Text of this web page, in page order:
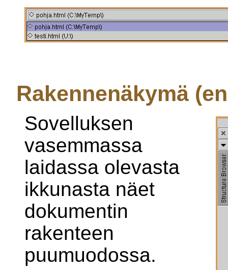
Rakennenäkymä
Sovelluksen
vasemmassa
laidassa olevasta
ikkunasta näet
dokumentin
rakenteen
puumuodossa.